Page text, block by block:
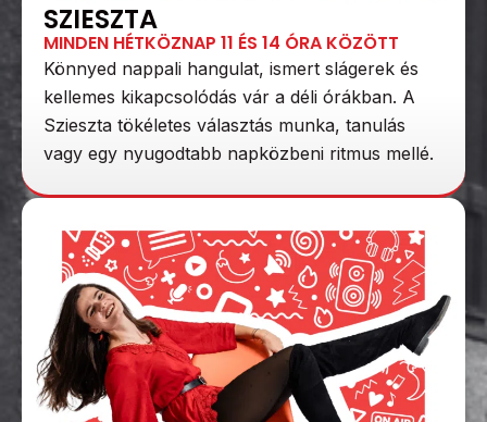
SZIESZTA
MINDEN HÉTKÖZNAP 11 ÉS 14 ÓRA KÖZÖTT
Könnyed nappali hangulat, ismert slágerek és
kellemes kikapcsolódás vár a déli órákban. A
Szieszta tökéletes választás munka, tanulás
vagy egy nyugodtabb napközbeni ritmus mellé.